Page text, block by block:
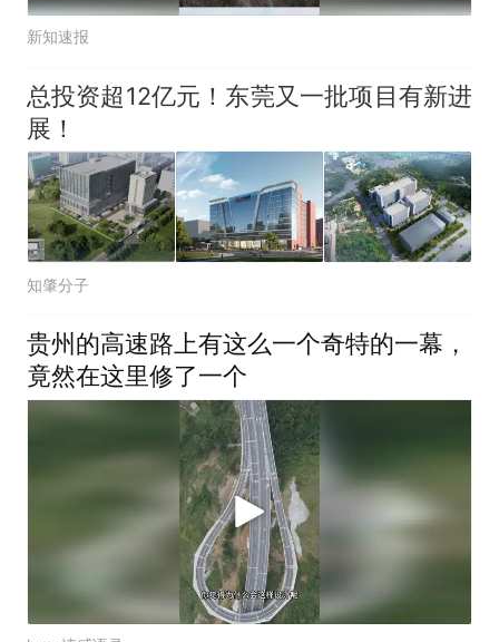
新知速报
总投资超12亿元！东莞又一批项目有新进
展！
知肇分子
贵州的高速路上有这么一个奇特的一幕，
竟然在这里修了一个